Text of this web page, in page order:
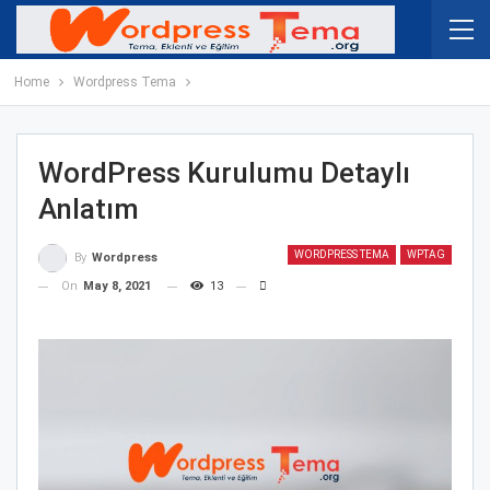
Home Wordpress Tema
WordPress Kurulumu Detaylı
Anlatım
WORDPRESS TEMA WPTAG
By Wordpress
On
May 8, 2021 13